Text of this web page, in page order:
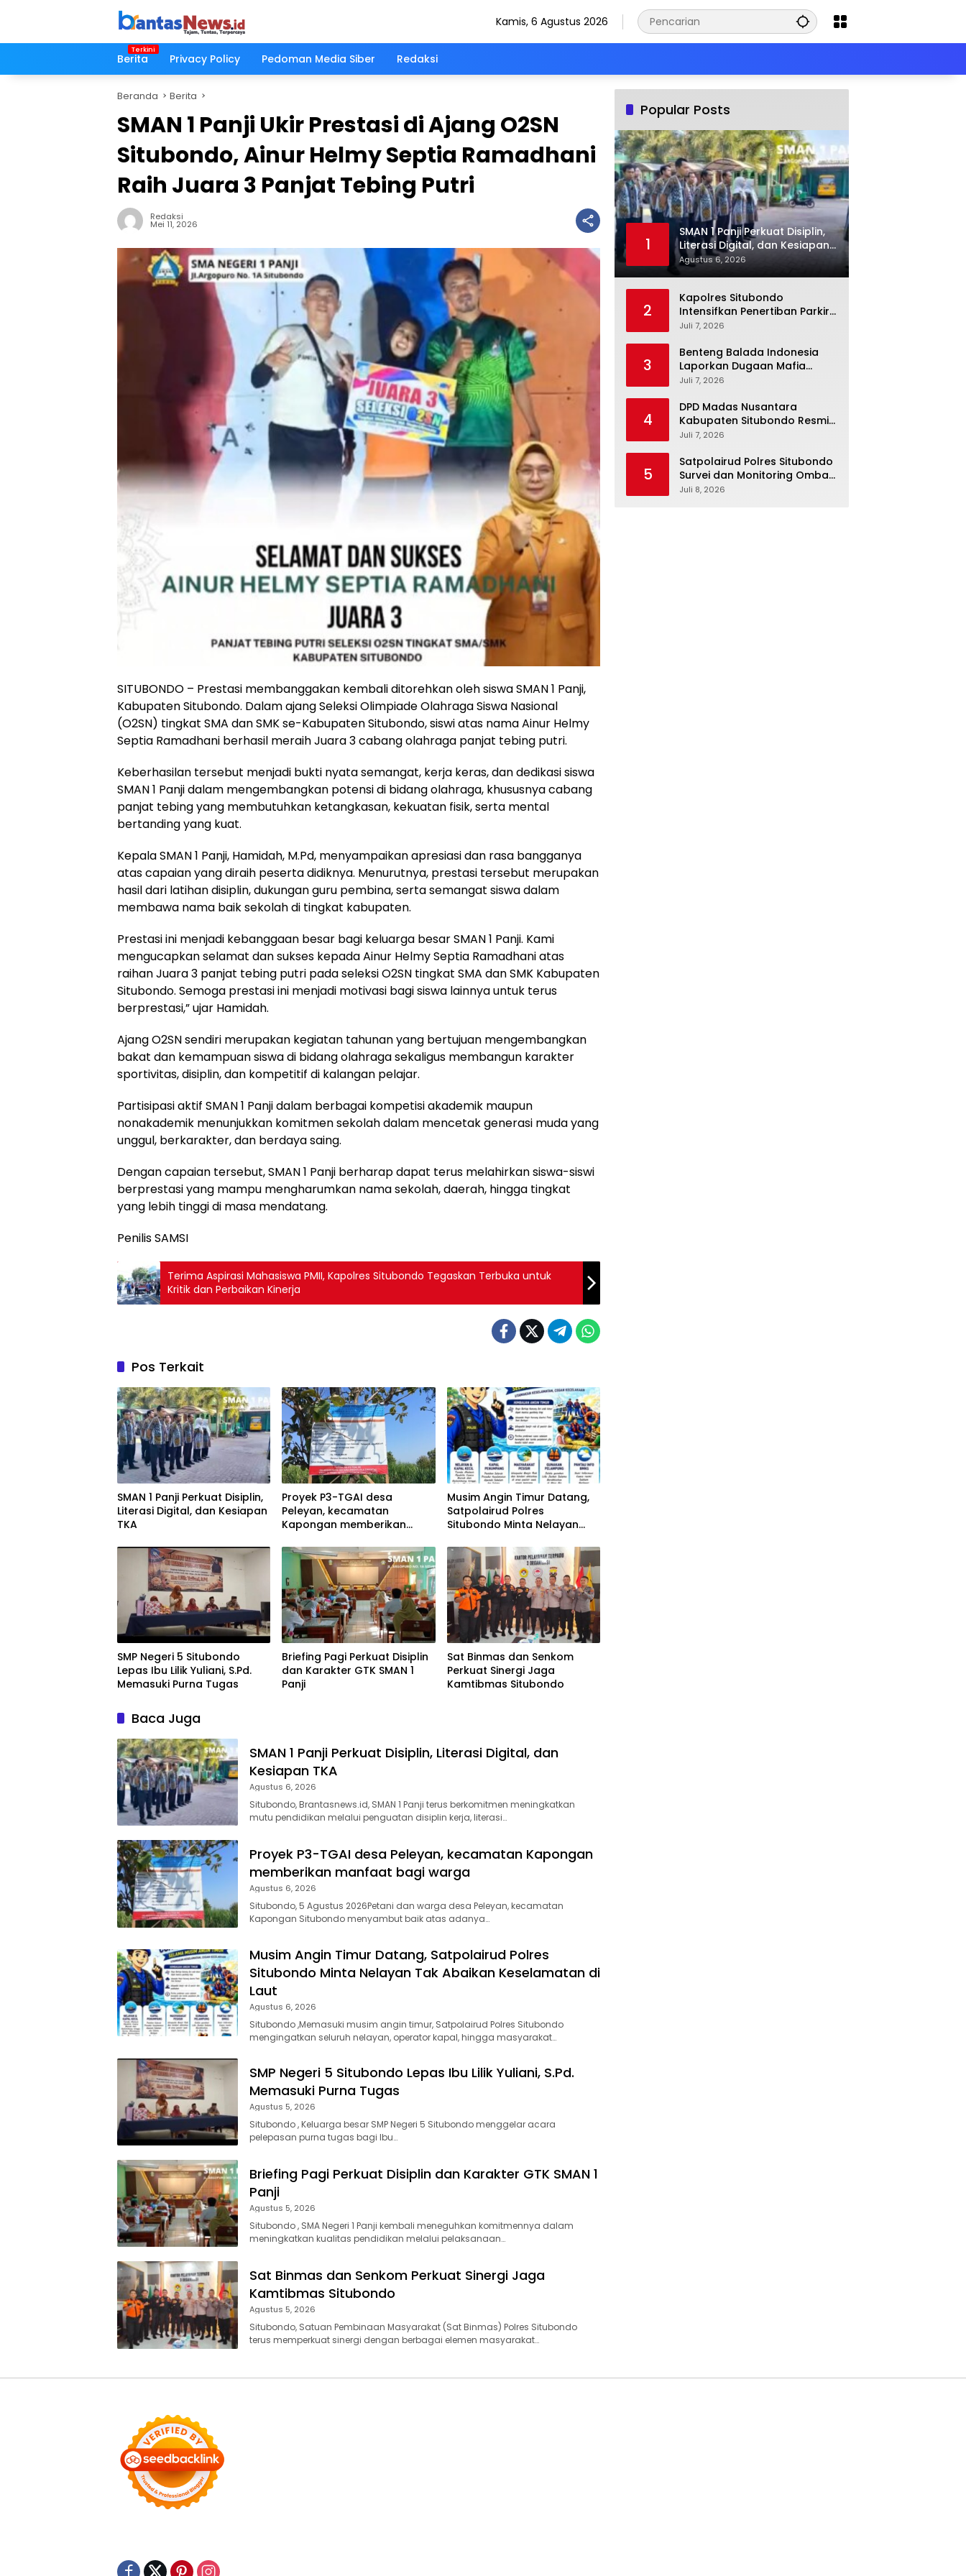
Kamis, 6 Agustus 2026
Berita Privacy Policy Pedoman Media Siber Redaksi
Beranda Berita
SMAN 1 Panji Ukir Prestasi di Ajang O2SN
Situbondo, Ainur Helmy Septia Ramadhani
Raih Juara 3 Panjat Tebing Putri
Redaksi
Mei 11, 2026
SITUBONDO – Prestasi membanggakan kembali ditorehkan oleh siswa SMAN 1 Panji,
Kabupaten Situbondo. Dalam ajang Seleksi Olimpiade Olahraga Siswa Nasional
(O2SN) tingkat SMA dan SMK se-Kabupaten Situbondo, siswi atas nama Ainur Helmy
Septia Ramadhani berhasil meraih Juara 3 cabang olahraga panjat tebing putri.
Keberhasilan tersebut menjadi bukti nyata semangat, kerja keras, dan dedikasi siswa
SMAN 1 Panji dalam mengembangkan potensi di bidang olahraga, khususnya cabang
panjat tebing yang membutuhkan ketangkasan, kekuatan fisik, serta mental
bertanding yang kuat.
Kepala SMAN 1 Panji, Hamidah, M.Pd, menyampaikan apresiasi dan rasa bangganya
atas capaian yang diraih peserta didiknya. Menurutnya, prestasi tersebut merupakan
hasil dari latihan disiplin, dukungan guru pembina, serta semangat siswa dalam
membawa nama baik sekolah di tingkat kabupaten.
Prestasi ini menjadi kebanggaan besar bagi keluarga besar SMAN 1 Panji. Kami
mengucapkan selamat dan sukses kepada Ainur Helmy Septia Ramadhani atas
raihan Juara 3 panjat tebing putri pada seleksi O2SN tingkat SMA dan SMK Kabupaten
Situbondo. Semoga prestasi ini menjadi motivasi bagi siswa lainnya untuk terus
berprestasi,” ujar Hamidah.
Ajang O2SN sendiri merupakan kegiatan tahunan yang bertujuan mengembangkan
bakat dan kemampuan siswa di bidang olahraga sekaligus membangun karakter
sportivitas, disiplin, dan kompetitif di kalangan pelajar.
Partisipasi aktif SMAN 1 Panji dalam berbagai kompetisi akademik maupun
nonakademik menunjukkan komitmen sekolah dalam mencetak generasi muda yang
unggul, berkarakter, dan berdaya saing.
Dengan capaian tersebut, SMAN 1 Panji berharap dapat terus melahirkan siswa-siswi
berprestasi yang mampu mengharumkan nama sekolah, daerah, hingga tingkat
yang lebih tinggi di masa mendatang.
Penilis SAMSI
Terima Aspirasi Mahasiswa PMII, Kapolres Situbondo Tegaskan Terbuka untuk
Kritik dan Perbaikan Kinerja
Pos Terkait
SMAN 1 Panji Perkuat Disiplin,
Literasi Digital, dan Kesiapan
TKA
Proyek P3-TGAI desa
Peleyan, kecamatan
Kapongan memberikan
Musim Angin Timur Datang,
Satpolairud Polres
Situbondo Minta Nelayan
Laut
SMP Negeri 5 Situbondo
Lepas Ibu Lilik Yuliani, S.Pd.
Memasuki Purna Tugas
Briefing Pagi Perkuat Disiplin
dan Karakter GTK SMAN 1
Panji
Sat Binmas dan Senkom
Perkuat Sinergi Jaga
Kamtibmas Situbondo
Baca Juga
SMAN 1 Panji Perkuat Disiplin, Literasi Digital, dan
Kesiapan TKA
Agustus 6, 2026
Situbondo, Brantasnews.id, SMAN 1 Panji terus berkomitmen meningkatkan
mutu pendidikan melalui penguatan disiplin kerja, literasi…
Proyek P3-TGAI desa Peleyan, kecamatan Kapongan
memberikan manfaat bagi warga
Agustus 6, 2026
Situbondo, 5 Agustus 2026Petani dan warga desa Peleyan, kecamatan
Kapongan Situbondo menyambut baik atas adanya…
Musim Angin Timur Datang, Satpolairud Polres
Situbondo Minta Nelayan Tak Abaikan Keselamatan di
Laut
Agustus 6, 2026
Situbondo ,Memasuki musim angin timur, Satpolairud Polres Situbondo
mengingatkan seluruh nelayan, operator kapal, hingga masyarakat…
SMP Negeri 5 Situbondo Lepas Ibu Lilik Yuliani, S.Pd.
Memasuki Purna Tugas
Agustus 5, 2026
Situbondo , Keluarga besar SMP Negeri 5 Situbondo menggelar acara
pelepasan purna tugas bagi Ibu…
Briefing Pagi Perkuat Disiplin dan Karakter GTK SMAN 1
Panji
Agustus 5, 2026
Situbondo , SMA Negeri 1 Panji kembali meneguhkan komitmennya dalam
meningkatkan kualitas pendidikan melalui pelaksanaan…
Sat Binmas dan Senkom Perkuat Sinergi Jaga
Kamtibmas Situbondo
Agustus 5, 2026
Situbondo, Satuan Pembinaan Masyarakat (Sat Binmas) Polres Situbondo
terus memperkuat sinergi dengan berbagai elemen masyarakat…
Popular Posts
1
SMAN 1 Panji Perkuat Disiplin,
Literasi Digital, dan Kesiapan
TKA
Agustus 6, 2026
2
Kapolres Situbondo
Intensifkan Penertiban Parkir
Liar Di Depan polsek Panji
Juli 7, 2026
3
Benteng Balada Indonesia
Laporkan Dugaan Mafia
Tanah ke ATR/BPN
Juli 7, 2026
4
DPD Madas Nusantara
Kabupaten Situbondo Resmi
Mendaftarkan Diri ke
Organisasi
Juli 7, 2026
5
Satpolairud Polres Situbondo
Survei dan Monitoring Ombak
Laut
Juli 8, 2026